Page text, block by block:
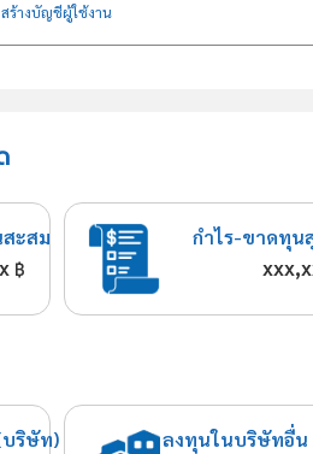
สร้างบัญชีผู้ใช้งาน
ะสม
฿
กำไร-ขาดทุน
ริษัท) ลงทุนในบริษัทอื่น